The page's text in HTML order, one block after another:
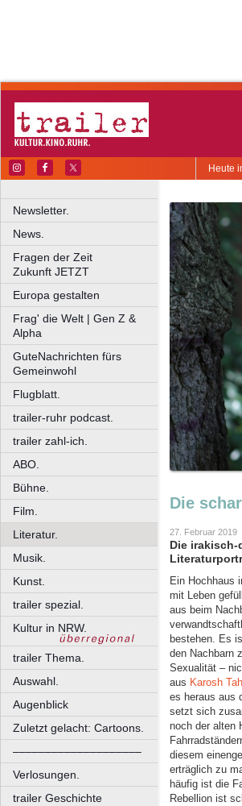
Heute
Newsletter.
News.
Fragen der Zeit
Zukunft JETZT
Europa gestalten
Frag' die Welt | Gen Z &
Alpha
GuteNachrichten fürs
Gemeinwohl
Flugblatt.
trailer-ruhr podcast.
trailer zahl-ich.
ABO.
Bühne.
Film.
Literatur.
Musik.
Kunst.
trailer spezial.
Kultur in NRW.
trailer Thema.
Auswahl.
Augenblick
Zuletzt gelacht: Cartoons.
––––––––––––––––––––
Verlosungen.
trailer Geschichte
Die
27. Februar 2019
Die irakisch-
Ein Hochhaus
mit Leben
aus beim
bestehen. Es
den Nachbarn
Sexualität –
aus Karosh
es heraus aus
setzt sich
noch der alten
diesem
erträglich zu
häufig ist die
Rebellion ist